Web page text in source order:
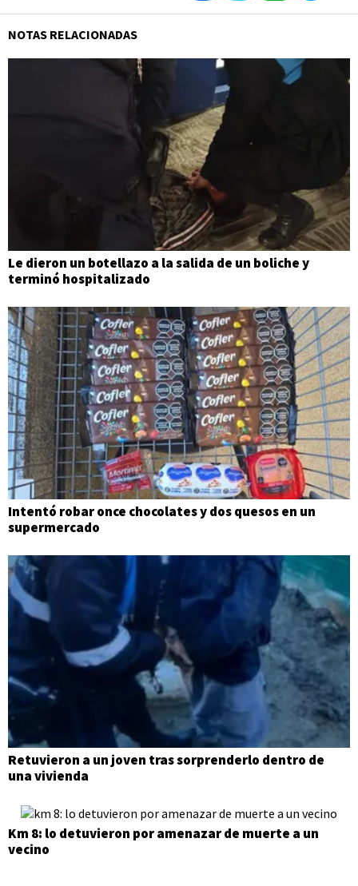
NOTAS RELACIONADAS
Le dieron un botellazo a la salida de un boliche y
terminó hospitalizado
Intentó robar once chocolates y dos quesos en un
supermercado
Retuvieron a un joven tras sorprenderlo dentro de
una vivienda
Km 8: lo detuvieron por amenazar de muerte a un
vecino